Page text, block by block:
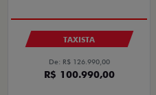
TAXISTA
De: R$ 126.990,00
R$ 100.990,00